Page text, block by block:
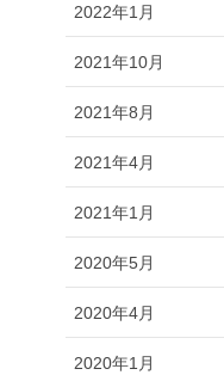
2022年1月
2021年10月
2021年8月
2021年4月
2021年1月
2020年5月
2020年4月
2020年1月